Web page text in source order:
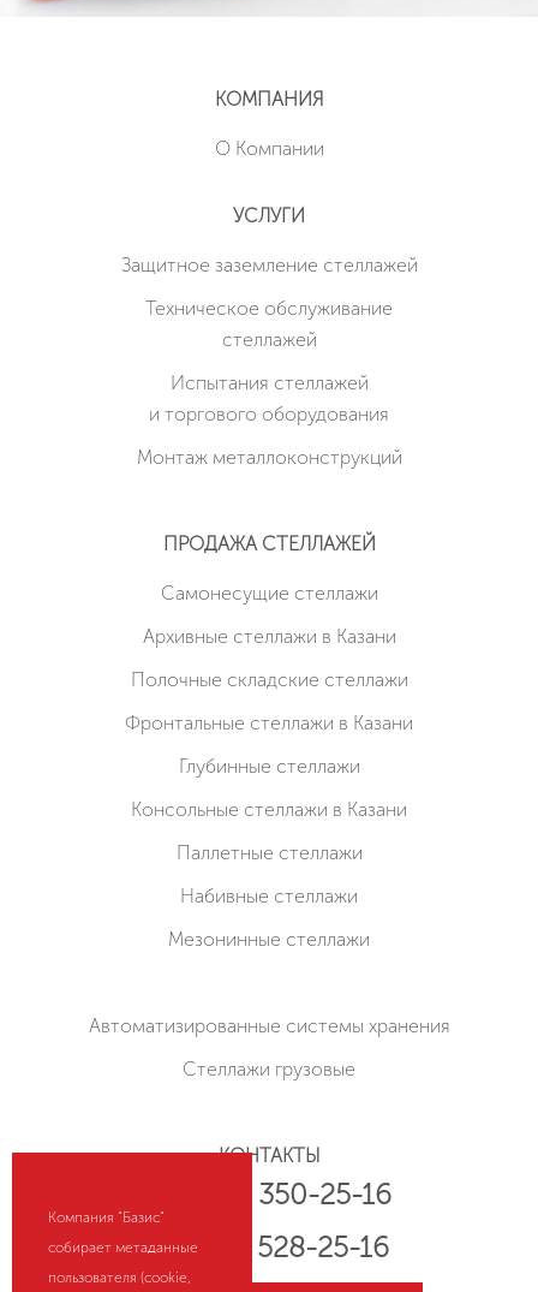
КОМПАНИЯ
О Компании
УСЛУГИ
Защитное заземление стеллажей
Техническое обслуживание
стеллажей
Испытания стеллажей
и торгового оборудования
Монтаж металлоконструкций
ПРОДАЖА СТЕЛЛАЖЕЙ
Cамонесущие стеллажи
Архивные стеллажи в Казани
Полочные складские стеллажи
Фронтальные стеллажи в Казани
Глубинные стеллажи
Консольные стеллажи в Казани
Паллетные стеллажи
Набивные стеллажи
Мезонинные стеллажи
Автоматизированные системы хранения
Стеллажи грузовые
КОНТАКТЫ
+7 (800) 350-25-16
+7 (843) 528-25-16
Компания "Базис"
собирает метаданные
пользователя (cookie,